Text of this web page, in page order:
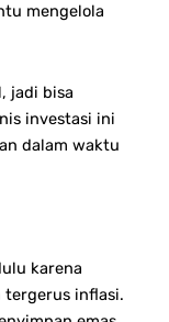
mengelola
jadi bisa
investasi ini
dalam waktu
karena
inflasi.